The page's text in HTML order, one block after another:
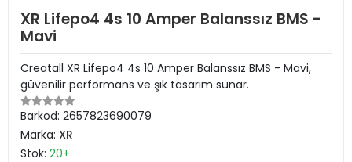
XR Lifepo4 4s 10 Amper Balanssız BMS -
Mavi
Creatall XR Lifepo4 4s 10 Amper Balanssız BMS - Mavi,
güvenilir performans ve şık tasarım sunar.
Barkod: 2657823690079
Marka: XR
Stok: 20+